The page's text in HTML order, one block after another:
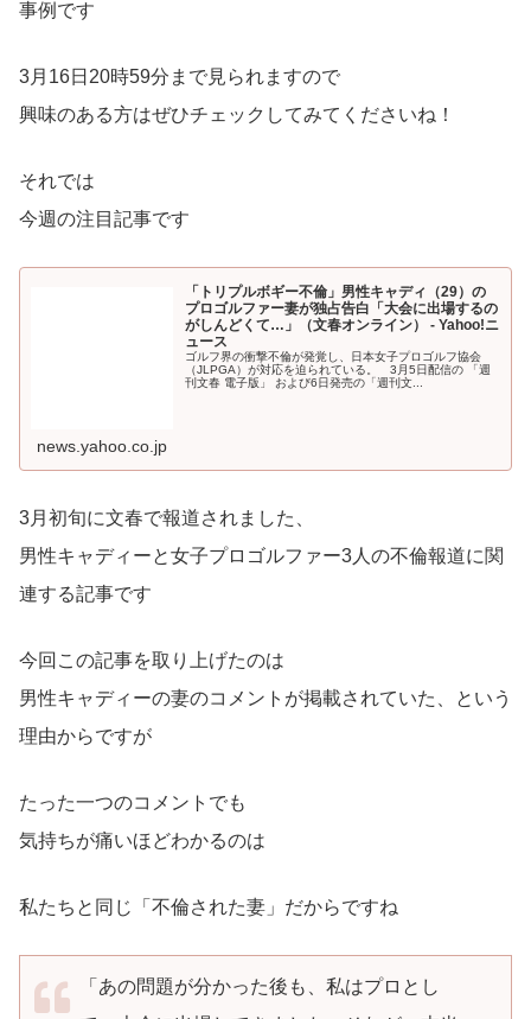
事例です
3月16日20時59分まで見られますので
興味のある方はぜひチェックしてみてくださいね！
それでは
今週の注目記事です
「トリプルボギー不倫」男性キャディ（29）の
プロゴルファー妻が独占告白「大会に出場するの
がしんどくて…」（文春オンライン） - Yahoo!ニ
ュース
ゴルフ界の衝撃不倫が発覚し、日本女子プロゴルフ協会
（JLPGA）が対応を迫られている。 3月5日配信の 「週
刊文春 電子版」 および6日発売の「週刊文...
news.yahoo.co.jp
3月初旬に文春で報道されました、
男性キャディーと女子プロゴルファー3人の不倫報道に関
連する記事です
今回この記事を取り上げたのは
男性キャディーの妻のコメントが掲載されていた、という
理由からですが
たった一つのコメントでも
気持ちが痛いほどわかるのは
私たちと同じ「不倫された妻」だからですね
「あの問題が分かった後も、私はプロとし